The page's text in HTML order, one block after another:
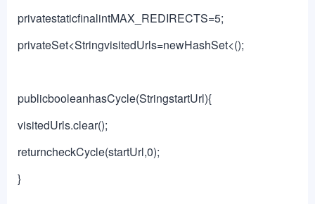
privatestaticfinalintMAX_REDIRECTS=5;
privateSet<StringvisitedUrls=newHashSet<();
publicbooleanhasCycle(StringstartUrl){
visitedUrls.clear();
returncheckCycle(startUrl,0);
}